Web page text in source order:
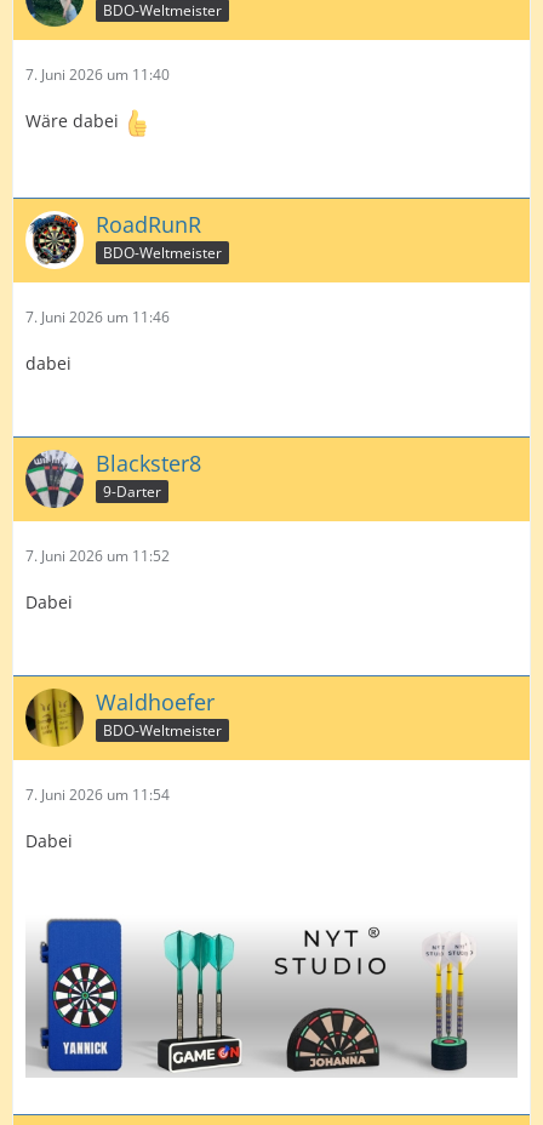
BDO-Weltmeister
7. Juni 2026 um 11:40
Wäre dabei
RoadRunR
BDO-Weltmeister
7. Juni 2026 um 11:46
dabei
Blackster8
9-Darter
7. Juni 2026 um 11:52
Dabei
Waldhoefer
BDO-Weltmeister
7. Juni 2026 um 11:54
Dabei